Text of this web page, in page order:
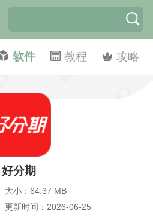
软件 教程 攻略
好分期
大小：64.37 MB
更新时间：2026-06-25